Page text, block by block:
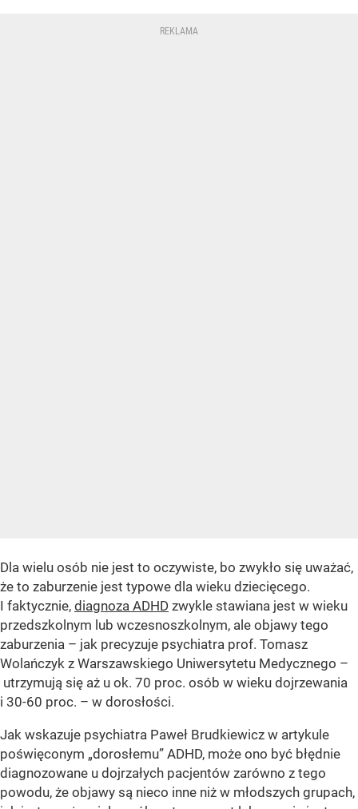
Dla wielu osób nie jest to oczywiste, bo zwykło się uważać,
że to zaburzenie jest typowe dla wieku dziecięcego.
I faktycznie, diagnoza ADHD zwykle stawiana jest w wieku
przedszkolnym lub wczesnoszkolnym, ale objawy tego
zaburzenia – jak precyzuje psychiatra prof. Tomasz
Wolańczyk z Warszawskiego Uniwersytetu Medycznego –
utrzymują się aż u ok. 70 proc. osób w wieku dojrzewania
i 30-60 proc. – w dorosłości.
Jak wskazuje psychiatra Paweł Brudkiewicz w artykule
poświęconym „dorosłemu” ADHD, może ono być błędnie
diagnozowane u dojrzałych pacjentów zarówno z tego
powodu, że objawy są nieco inne niż w młodszych grupach,